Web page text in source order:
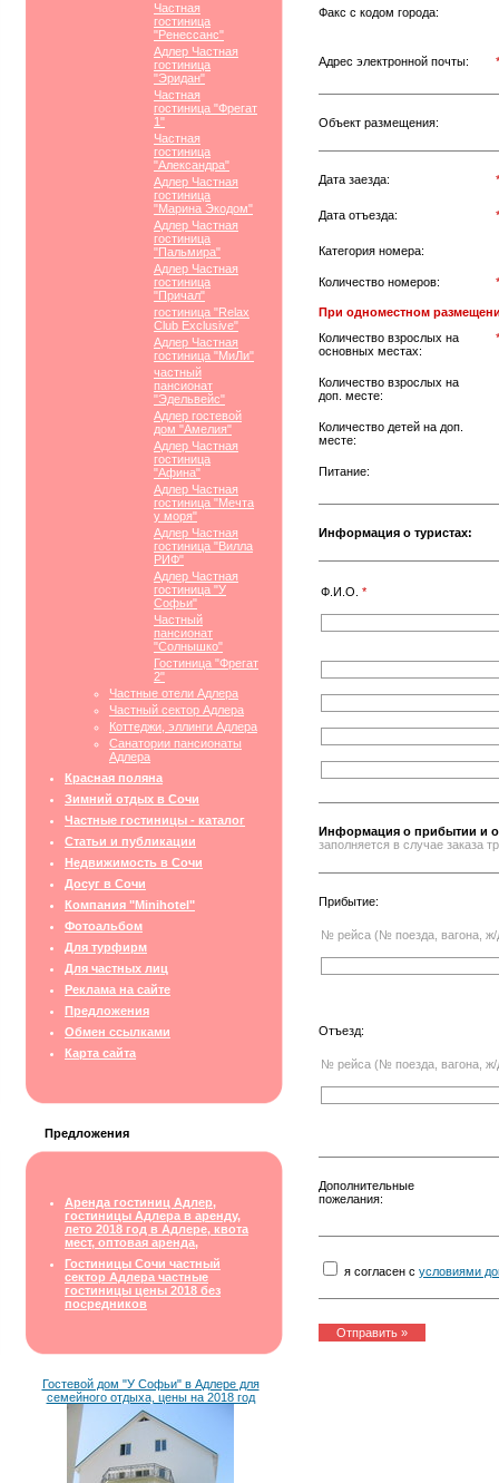
Частная
гостиница
"Ренессанс"
Адлер Частная
гостиница
"Эридан"
Частная
гостиница "Фрегат
1"
Частная
гостиница
"Александра"
Адлер Частная
гостиница
"Марина Экодом"
Адлер Частная
гостиница
"Пальмира"
Адлер Частная
гостиница
"Причал"
гостиница "Relax
Club Exclusive"
Адлер Частная
гостиница "МиЛи"
частный
пансионат
"Эдельвейс"
Адлер гостевой
дом "Амелия"
Адлер Частная
гостиница
"Афина"
Адлер Частная
гостиница "Мечта
у моря"
Адлер Частная
гостиница "Вилла
РИФ"
Адлер Частная
гостиница "У
Софьи"
Частный
пансионат
"Солнышко"
Гостиница "Фрегат
2"
Частные отели Адлера
Частный сектор Адлера
Коттеджи, эллинги Адлера
Санатории пансионаты
Адлера
Красная поляна
Зимний отдых в Сочи
Частные гостиницы - каталог
Статьи и публикации
Недвижимость в Сочи
Досуг в Сочи
Компания "Minihotel"
Фотоальбом
Для турфирм
Для частных лиц
Реклама на сайте
Предложения
Обмен ссылками
Карта сайта
Предложения
Аренда гостиниц Адлер,
гостиницы Адлера в аренду,
лето 2018 год в Адлере, квота
мест, оптовая аренда,
Гостиницы Сочи частный
сектор Адлера частные
гостиницы цены 2018 без
посредников
Гостевой дом "У Софьи" в Адлере для
семейного отдыха, цены на 2018 год
Факс с кодом города:
Адрес электронной почты: *
Объект размещения:
Дата заезда: *
Дата отъезда: *
Категория номера:
Количество номеров: *
При одноместном
Количество взрослых на
основных местах:
*
Количество взрослых на
доп. месте:
Количество детей на доп.
месте:
Питание:
Информация о туристах:
Ф.И.О. *
Информация о прибытии и
заполняется в случае заказа
Прибытие:
№ рейса (№ поезда, вагона, ж/
Отъезд:
№ рейса (№ поезда, вагона, ж/
Дополнительные
пожелания:
я согласен с условиями